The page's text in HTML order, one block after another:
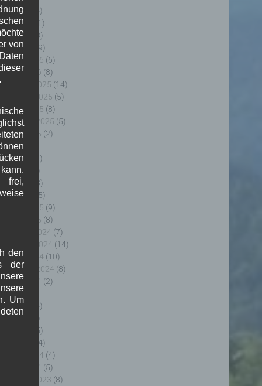
2026
(4)
2026
(11)
2026
(8)
2026
(9)
Februar 2026 (6)
2026 (8)
2025 (14)
November 2025 (5)
2025 (8)
2025 (5)
2025 (2)
2025
(9)
2025
(7)
2025
(3)
2025
(8)
2025
(5)
Februar 2025 (9)
Januar 2025 (8)
Dezember 2024 (7)
November 2024 (14)
2024 (10)
2024 (8)
2024 (2)
2024
(9)
2024
(4)
(4)
(5)
(4)
Februar 2024 (4)
Januar 2024 (5)
Dezember 2023 (8)
von
frei,
den
der
Um